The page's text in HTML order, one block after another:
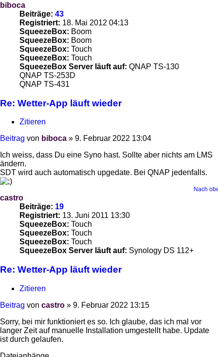
biboca
Beiträge: 43
Registriert: 18. Mai 2012 04:13
SqueezeBox: Boom
SqueezeBox: Boom
SqueezeBox: Touch
SqueezeBox: Touch
SqueezeBox Server läuft auf: QNAP TS-130
QNAP TS-253D
QNAP TS-431
Re: Wetter-App läuft wieder
Zitieren
Beitrag von biboca » 9. Februar 2022 13:04
Ich weiss, dass Du eine Syno hast. Sollte aber nichts am LMS
ändern.
SDT wird auch automatisch upgedate. Bei QNAP jedenfalls.
Nach
castro
Beiträge: 19
Registriert: 13. Juni 2011 13:30
SqueezeBox: Touch
SqueezeBox: Touch
SqueezeBox: Touch
SqueezeBox Server läuft auf: Synology DS 112+
Re: Wetter-App läuft wieder
Zitieren
Beitrag von castro » 9. Februar 2022 13:15
Sorry, bei mir funktioniert es so. Ich glaube, das ich mal vor
langer Zeit auf manuelle Installation umgestellt habe. Update
ist durch gelaufen.